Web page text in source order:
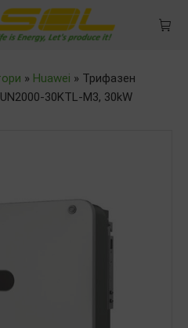
» Huawei » Трифазен
30KTL-M3, 30kW